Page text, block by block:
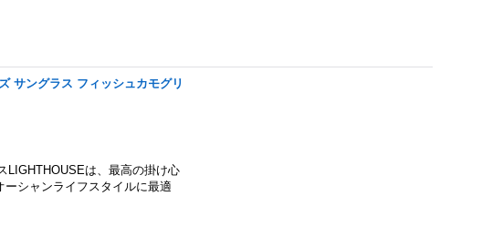
サングラス フィッシュカモグリ
は、最高の掛け心
シャンライフスタイルに最適